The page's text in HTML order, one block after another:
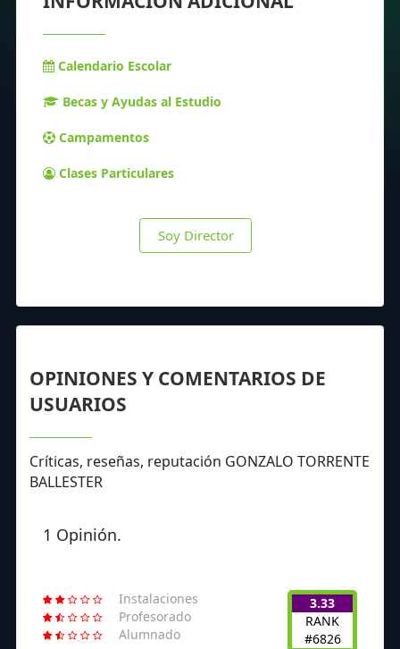
Calendario Escolar
Becas y Ayudas al Estudio
Campamentos
Clases Particulares
Soy Director
OPINIONES Y COMENTARIOS DE
USUARIOS
Críticas, reseñas, reputación GONZALO TORRENTE
BALLESTER
1 Opinión.
Instalaciones
Profesorado
Alumnado
3.33
RANK
#6826